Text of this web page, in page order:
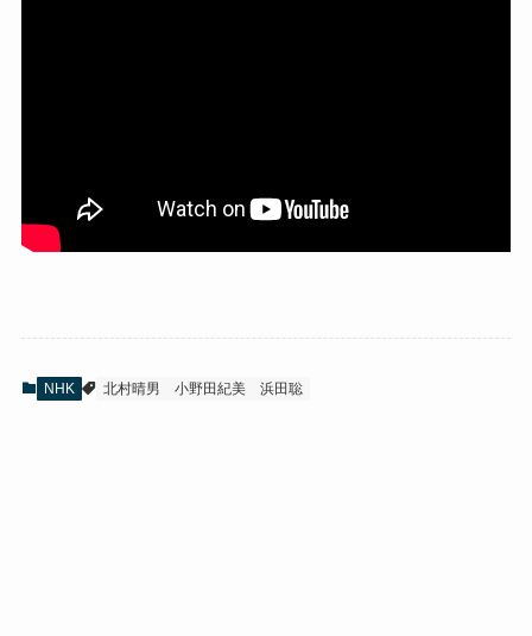
NHK 北村晴男 小野田紀美 浜田聡